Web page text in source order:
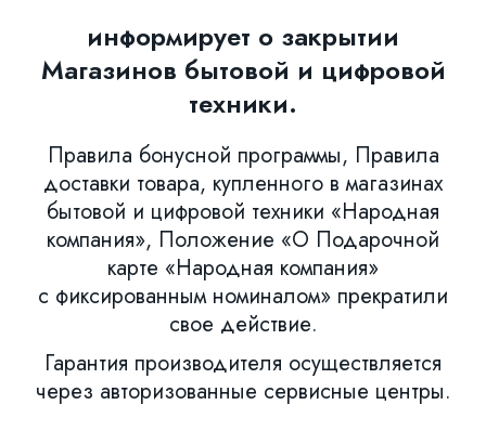
информирует о закрытии
Магазинов бытовой и цифровой
техники.
Правила бонусной программы, Правила
доставки товара, купленного в магазинах
бытовой и цифровой техники «Народная
компания», Положение «О Подарочной
карте «Народная компания»
с фиксированным номиналом» прекратили
свое действие.
Гарантия производителя осуществляется
через авторизованные сервисные центры.